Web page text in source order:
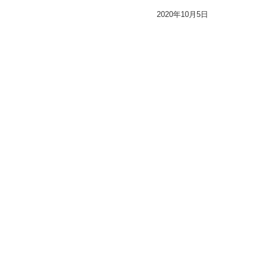
2020年10月5日